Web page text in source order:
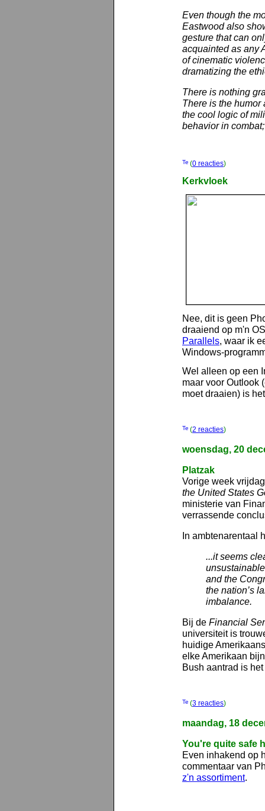
Even though the
Eastwood also
gesture that can
acquainted as any
of cinematic
dramatizing the
There is nothing
There is the humor
the cool logic of
behavior in
(0 reacties)
Kerkvloek
Nee, dit is geen
draaiend op m'n
Parallels, waar ik
Windows-
Wel alleen op een
maar voor Outlook
moet draaien) is
(2 reacties)
woensdag, 20
Platzak
Vorige week
the United States
ministerie van
verrassende
In ambtenarentaal
...it seems
and the
the nation’s
imbalance.
Bij de Financial
universiteit is
huidige
elke Amerikaan
Bush aantrad is
(3 reacties)
maandag, 18
You're quite safe
Even inhakend op
commentaar van
z'n assortiment.